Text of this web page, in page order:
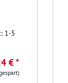
1-5
€ *